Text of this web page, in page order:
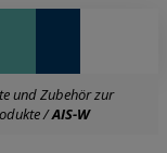
und Zubehör zur
/AIS-W